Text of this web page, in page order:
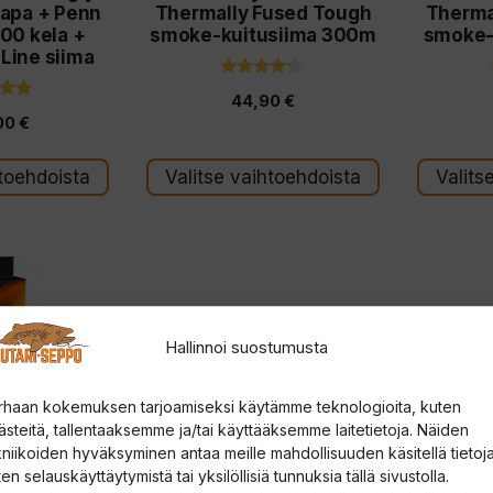
Hallinnoi suostumusta
kokemuksen tarjoamiseksi käytämme teknologioita, kuten
tallentaaksemme ja/tai käyttääksemme laitetietoja. Näiden
hyväksyminen antaa meille mahdollisuuden käsitellä
selauskäyttäytymistä tai yksilöllisiä tunnuksia tällä sivustolla.
+ Penn
kela +
siima
€
Thermally Fused Tough
smoke-kuitusiima 300m
5:stä
44,90 €
Valitse vaihtoehdoista
sivulla.
sivulla.